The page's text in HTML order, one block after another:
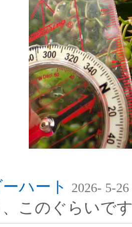
ハート 2026- 5-
このぐらいで